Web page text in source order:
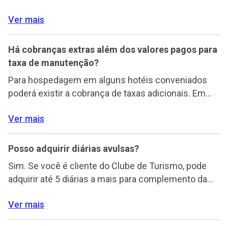
Ver mais
Há cobranças extras além dos valores pagos para
taxa de manutenção?
Para hospedagem em alguns hotéis conveniados
poderá existir a cobrança de taxas adicionais. Em
pacotes especiais e promovam eventos exclusivos
para a ocasião, alguns incluindo ceia ou pensão
obrigatória. Quando isso ocorre pode haver a
o hóspede deverá arcar com […]
Ver mais
Posso adquirir diárias avulsas?
Sim. Se você é cliente do Clube de Turismo, pode
adquirir até 5 diárias a mais para complemento da
o procedimento da reserva de hotel desejada. Caso
não tenha saldo suficiente para realizar a reserva, o
Ver mais